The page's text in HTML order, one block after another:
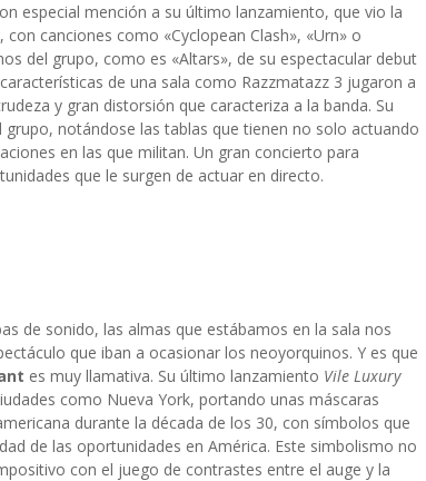
especial mención a su último lanzamiento, que vio la
, con canciones como «Cyclopean Clash», «Urn» o
del grupo, como es «Altars», de su espectacular debut
de una sala como Razzmatazz 3 jugaron a
y gran distorsión que caracteriza a la banda. Su
notándose las tablas que tienen no solo actuando
en las que militan. Un gran concierto para
que le surgen de actuar en directo.
de sonido, las almas que estábamos en la sala nos
que iban a ocasionar los neoyorquinos. Y es que
es muy llamativa. Su último lanzamiento Vile Luxury
como Nueva York, portando unas máscaras
durante la década de los 30, con símbolos que
de las oportunidades en América. Este simbolismo no
con el juego de contrastes entre el auge y la